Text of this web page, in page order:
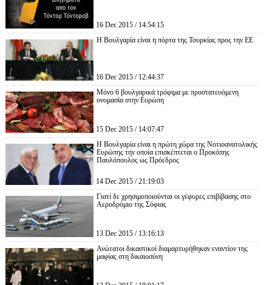
16 Dec 2015 / 14:54:15
Η Βουλγαρία είναι η πόρτα της Τουρκίας προς την ΕΕ
16 Dec 2015 / 12:44:37
Μόνο 6 βουλγαρικά τρόφιμα με προστατευόμενη
ονομασία στην Ευρώπη
15 Dec 2015 / 14:07:47
Η Βουλγαρία είναι η πρώτη χώρα της Νοτιοανατολικής
Ευρώπης την οποία επισκέπτεται ο Προκόπης
Παυλόπουλος ως Πρόεδρος
14 Dec 2015 / 21:19:03
Γιατί δε χρησιμοποιούνται οι γέφυρες επιβίβασης στο
Αεροδρόμιο της Σόφιας
13 Dec 2015 / 13:16:13
Ανώτατοι δικαστικοί διαμαρτυρήθηκαν εναντίον της
μαφίας στη δικαιοσύνη